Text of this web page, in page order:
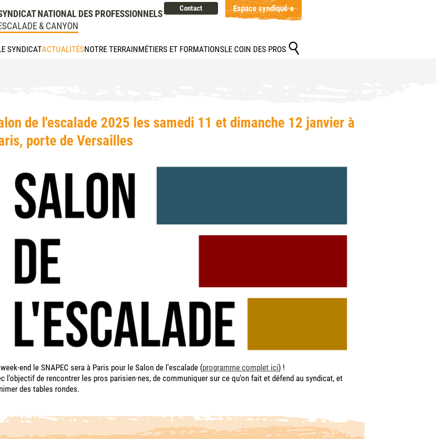
NATIONAL DES PROFESSIONNELS
& CANYON
Contact Espace syndiqué·e
SYNDICATACTUALITÉSNOTRE TERRAINMÉTIERS ET FORMATIONSLE COIN DES PROS
de l'escalade 2025 les samedi 11 et dimanche 12 janvier à
porte de Versailles
end le SNAPEC sera à Paris pour le Salon de l'escalade (programme complet ici) !
l'objectif de rencontrer les pros parisien·nes, de communiquer sur ce qu'on fait et défend au syndicat, et
des tables rondes.